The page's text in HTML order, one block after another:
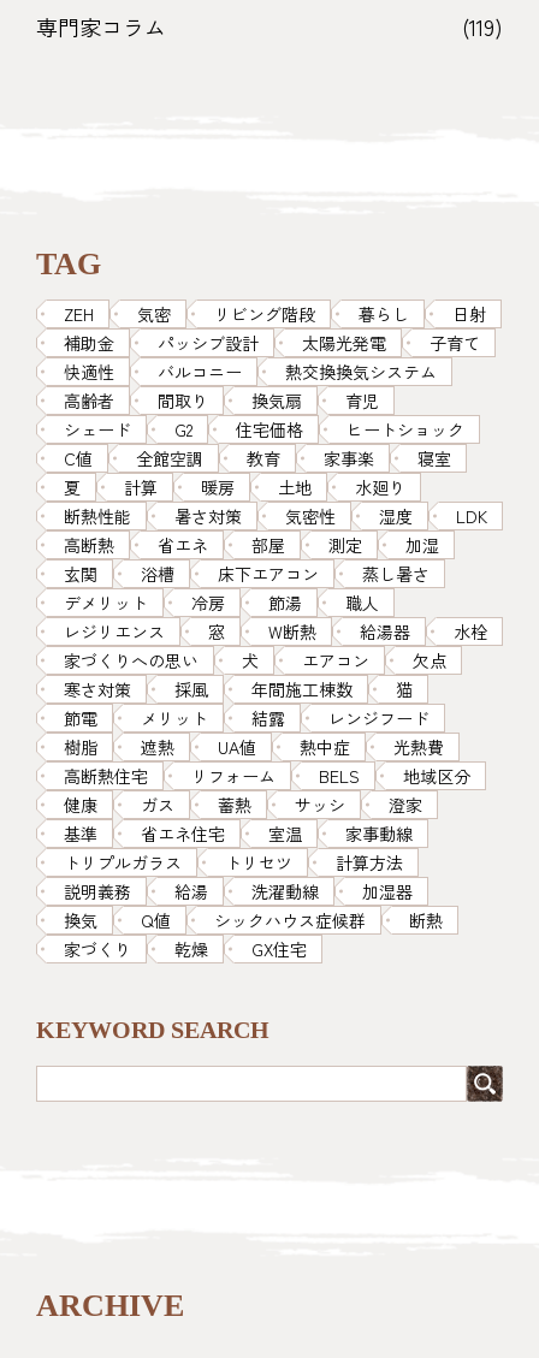
専門家コラム (119)
TAG
ZEH 気密 リビング階段 暮らし
日射
補助金
パッシブ設計 太陽光発電
子育て
快適性
バルコニー
熱交換換気システム
高齢者
間取り 換気扇
育児
シェード
G2 住宅価格
ヒートショック
C値
全館空調 教育 家事楽
寝室
夏
計算 暖房 土地
水廻り
断熱性能
暑さ対策 気密性 湿度
LDK
高断熱
省エネ 部屋 測定
加湿
玄関
浴槽 床下エアコン
蒸し暑さ
デメリット
冷房 節湯
職人
レジリエンス
窓 W断熱 給湯器
水栓
家づくりへの思い
犬 エアコン
欠点
寒さ対策
採風 年間施工棟数
猫
節電
メリット 結露
レンジフード
樹脂
遮熱 UA値 熱中症
光熱費
高断熱住宅
リフォーム BELS
地域区分
健康
ガス 蓄熱 サッシ
澄家
基準
省エネ住宅 室温
家事動線
トリプルガラス
トリセツ
計算方法
説明義務
給湯 洗濯動線
加湿器
換気
Q値 シックハウス症候群
断熱
家づくり
乾燥 GX住宅
KEYWORD SEARCH
ARCHIVE